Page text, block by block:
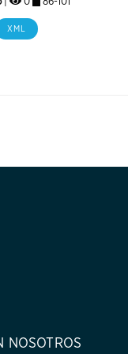
XML
NOSOTROS